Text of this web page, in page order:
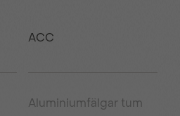
ACC
Aluminiumfälgar tum